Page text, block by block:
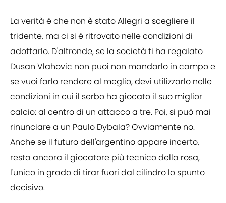
La verità è che non è stato Allegri a scegliere il
tridente, ma ci si è ritrovato nelle condizioni di
adottarlo. D'altronde, se la società ti ha regalato
Dusan Vlahovic non puoi non mandarlo in campo e
se vuoi farlo rendere al meglio, devi utilizzarlo nelle
condizioni in cui il serbo ha giocato il suo miglior
calcio: al centro di un attacco a tre. Poi, si può mai
rinunciare a un Paulo Dybala? Ovviamente no.
Anche se il futuro dell'argentino appare incerto,
resta ancora il giocatore più tecnico della rosa,
l'unico in grado di tirar fuori dal cilindro lo spunto
decisivo.